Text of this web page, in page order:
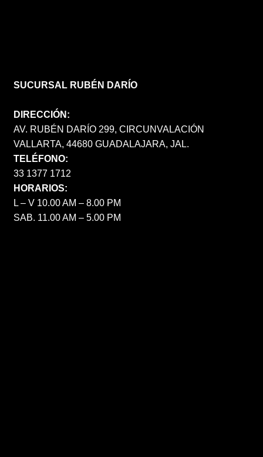
SUCURSAL RUBÉN DARÍO
DIRECCIÓN:
AV. RUBÉN DARÍO 299, CIRCUNVALACIÓN
VALLARTA, 44680 GUADALAJARA, JAL.
TELÉFONO:
33 1377 1712
HORARIOS:
L – V 10.00 AM – 8.00 PM
SAB. 11.00 AM – 5.00 PM